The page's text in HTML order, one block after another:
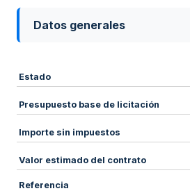
Datos generales
Estado
Presupuesto base de licitación
Importe sin impuestos
Valor estimado del contrato
Referencia